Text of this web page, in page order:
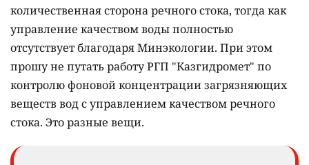
количественная сторона речного стока, тогда как
управление качеством воды полностью
отсутствует благодаря Минэкологии. При этом
прошу не путать работу РГП "Казгидромет" по
контролю фоновой концентрации загрязняющих
веществ вод с управлением качеством речного
стока. Это разные вещи.